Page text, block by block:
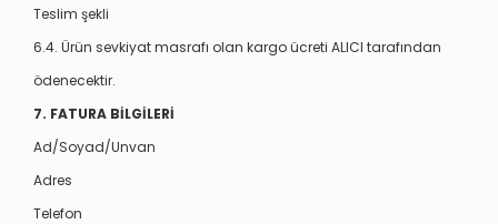
Teslim şekli
6.4. Ürün sevkiyat masrafı olan kargo ücreti ALICI tarafından
ödenecektir.
7. FATURA BİLGİLERİ
Ad/Soyad/Unvan
Adres
Telefon